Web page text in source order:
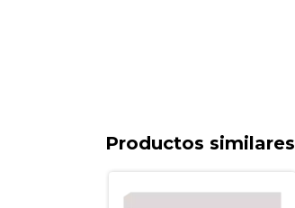
Productos similares